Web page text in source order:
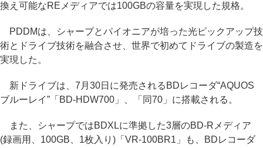
換え可能なREメディアでは100GBの容量を実現した規格。
PDDMは、シャープとパイオニアが培った光ピックアップ技
術とドライブ技術を融合させ、世界で初めてドライブの製造を
実現した。
新ドライブは、7月30日に発売されるBDレコーダ“AQUOS
ブルーレイ”「BD-HDW700」、「同70」に搭載される。
また、シャープではBDXLに準拠した3層のBD-Rメディア
(録画用、100GB、1枚入り)「VR-100BR1」も、BDレコーダ